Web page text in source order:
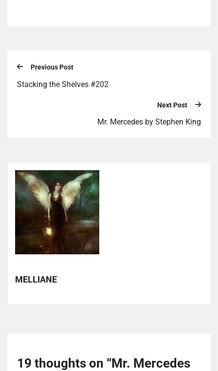
Previous Post
Stacking the Shelves #202
Next Post
Mr. Mercedes by Stephen King
MELLIANE
19 thoughts on “Mr. Mercedes